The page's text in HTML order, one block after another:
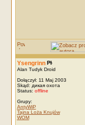
Ysengrinn
Alan Tudyk Droid
Dołączył: 11 Maj 2003
Skąd: дикая охота
Status: offline
Grupy:
AntyWiP
Tajna Loża Knujów
WOM